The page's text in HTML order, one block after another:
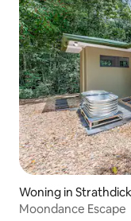
Woning in
Moondance Escape